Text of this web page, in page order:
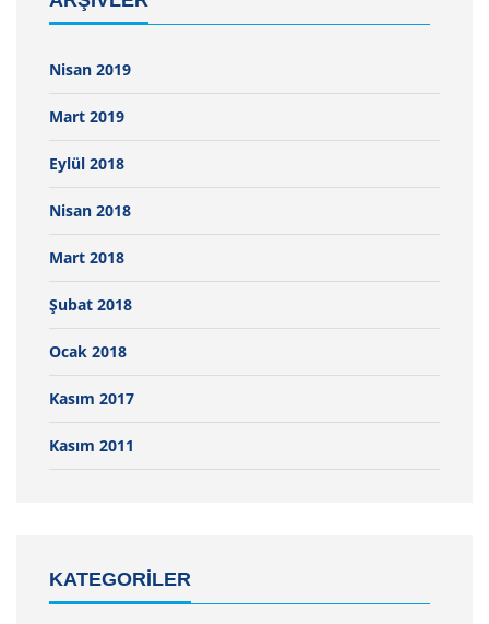
Nisan 2019
Mart 2019
Eylül 2018
Nisan 2018
Mart 2018
Şubat 2018
Ocak 2018
Kasım 2017
Kasım 2011
KATEGORILER